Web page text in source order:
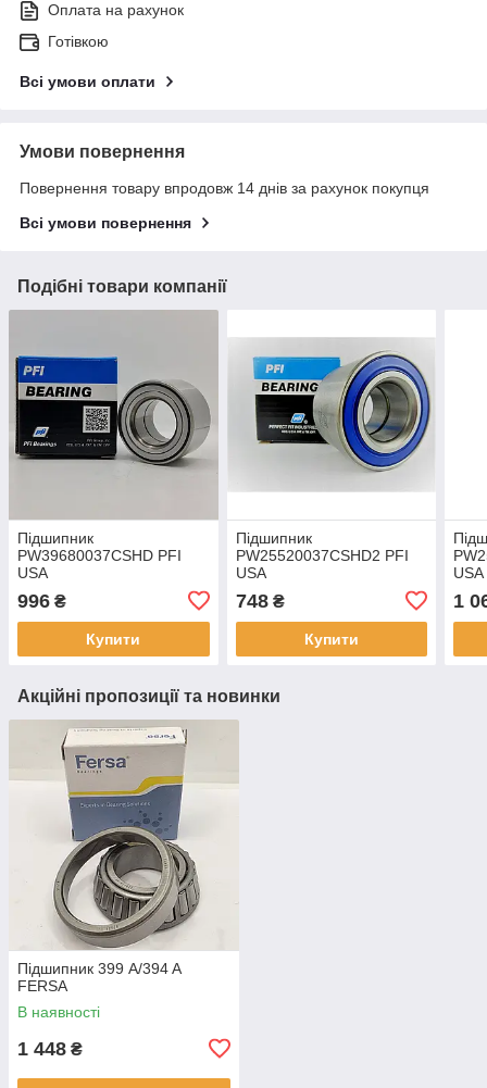
Оплата на рахунок
Готівкою
Всі умови оплати
Умови повернення
Повернення товару впродовж 14 днів за рахунок покупця
Всі умови повернення
Подібні товари компанії
Підшипник
PW39680037CSHD PFI
USA
996 ₴
Купити
Підшипник
PW25520037CSHD2 PFI
USA
748₴
Купити
USA
1
Акційні пропозиції та новинки
Підшипник 399 A/394 A
FERSA
В наявності
1 448 ₴